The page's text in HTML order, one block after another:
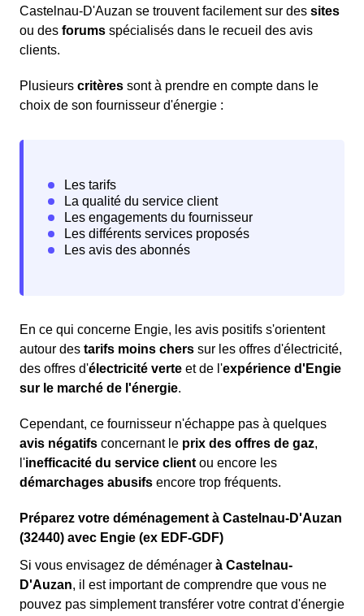
Castelnau-D'Auzan se trouvent facilement sur des sites
ou des forums spécialisés dans le recueil des avis
clients.
Plusieurs critères sont à prendre en compte dans le
choix de son fournisseur d'énergie :
En ce qui concerne Engie, les avis positifs s'orientent
autour des tarifs moins chers sur les offres d'électricité,
des offres d'électricité verte et de l'expérience d'Engie
sur le marché de l'énergie.
Cependant, ce fournisseur n'échappe pas à quelques
avis négatifs concernant le prix des offres de gaz,
l'inefficacité du service client ou encore les
démarchages abusifs encore trop fréquents.
Préparez votre déménagement à Castelnau-D'Auzan
(32440) avec Engie (ex EDF-GDF)
Si vous envisagez de déménager à Castelnau-
D'Auzan, il est important de comprendre que vous ne
pouvez pas simplement transférer votre contrat d'énergie